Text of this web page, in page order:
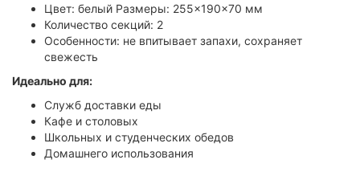
Цвет: белый Размеры: 255×190×70 мм
Количество секций: 2
Особенности: не впитывает запахи, сохраняет
свежесть
Идеально для:
Служб доставки еды
Кафе и столовых
Школьных и студенческих обедов
Домашнего использования